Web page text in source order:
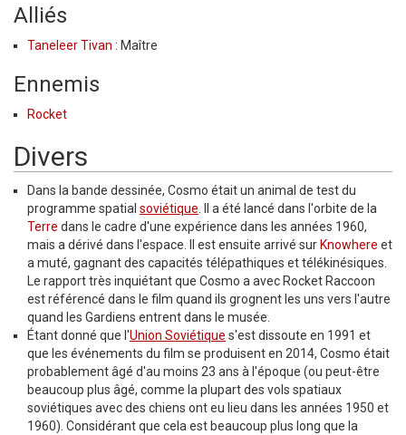
Alliés
Taneleer Tivan : Maître
Ennemis
Rocket
Divers
Dans la bande dessinée, Cosmo était un animal de test du
programme spatial soviétique . Il a été lancé dans l'orbite de la
Terre dans le cadre d'une expérience dans les années 1960,
mais a dérivé dans l'espace. Il est ensuite arrivé sur Knowhere et
a muté, gagnant des capacités télépathiques et télékinésiques.
Le rapport très inquiétant que Cosmo a avec Rocket Raccoon
est référencé dans le film quand ils grognent les uns vers l'autre
quand les Gardiens entrent dans le musée.
Étant donné que l'Union Soviétique s'est dissoute en 1991 et
que les événements du film se produisent en 2014, Cosmo était
probablement âgé d'au moins 23 ans à l'époque (ou peut-être
beaucoup plus âgé, comme la plupart des vols spatiaux
soviétiques avec des chiens ont eu lieu dans les années 1950 et
1960). Considérant que cela est beaucoup plus long que la